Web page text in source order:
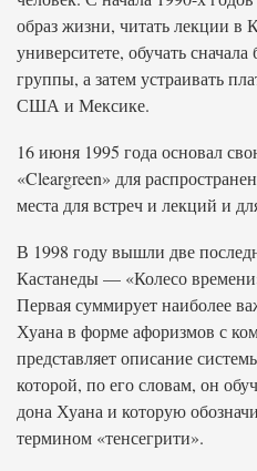
образ жизни, читать лекции в
университете, обучать
группы, а затем устраивать
США и Мексике.
16 июня 1995 года основал
«Cleargreen» для
места для встреч и лекций и
В 1998 году вышли две
Кастанеды — «Колесо
Первая суммирует наиболее
Хуана в форме афоризмов с
представляет описание
которой, по его словам, он
дона Хуана и которую
термином «тенсегрити».